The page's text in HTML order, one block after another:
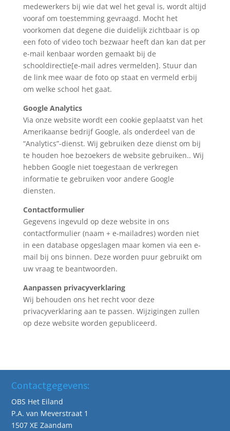
medewerkers bij wie dat wel het geval is, wordt altijd
vooraf om toestemming gevraagd. Mocht het
voorkomen dat degene die duidelijk zichtbaar is op
een foto of video toch bezwaar heeft dan kan dat per
e-mail kenbaar worden gemaakt bij de ​
schooldirectie[e-mail adres vermelden]. Stuur dan
de link mee waar de foto op staat en vermeld erbij
om welke school het gaat.
Google Analytics
Via onze website wordt een cookie geplaatst van het
Amerikaanse bedrijf Google, als onderdeel van de
“Analytics”-dienst. Wij gebruiken deze dienst om bij
te houden hoe bezoekers de website gebruiken.. Wij
hebben Google niet toegestaan de verkregen
informatie te gebruiken voor andere Google
diensten.
Contactformulier
Gegevens ingevuld op deze website in ons
contactformulier (naam + e-mailadres) worden niet
in een database opgeslagen maar komen via een e-
mail bij ons binnen. Deze worden puur gebruikt om
uw vraag te beantwoorden.
Aanpassen privacyverklaring
Wij behouden ons het recht voor deze
privacyverklaring aan te passen. Wijzigingen zullen
op deze website worden gepubliceerd.
Contactgegevens:
OBS Het Eiland
P.A. van Meverstraat 1
1507 XE Zaandam